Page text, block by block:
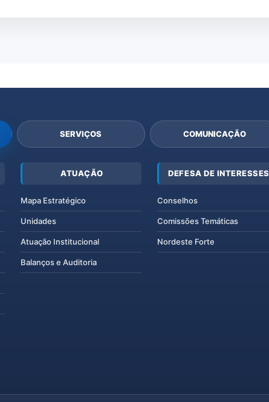
SERVIÇOS COMUNICAÇÃO
ATUAÇÃO
Mapa Estratégico
Unidades
Atuação Institucional
Balanços e Auditoria
DEFESA DE INTERESSES
Conselhos
Comissões Temáticas
Nordeste Forte